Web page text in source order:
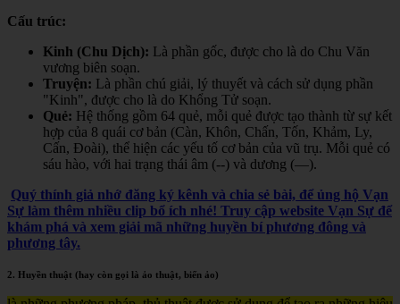
Cấu trúc:
Kinh (Chu Dịch): Là phần gốc, được cho là do Chu Văn
vương biên soạn.
Truyện: Là phần chú giải, lý thuyết và cách sử dụng phần
"Kinh", được cho là do Khổng Tử soạn.
Quẻ: Hệ thống gồm 64 quẻ, mỗi quẻ được tạo thành từ sự kết
hợp của 8 quái cơ bản (Càn, Khôn, Chấn, Tốn, Khảm, Ly,
Cấn, Đoài), thể hiện các yếu tố cơ bản của vũ trụ. Mỗi quẻ có
sáu hào, với hai trạng thái âm (--) và dương (—).
Quý thính giả nhớ đăng ký kênh và chia sẻ bài, để ủng hộ Vạn
Sự làm thêm nhiều clip bổ ích nhé! Truy cập website Vạn Sự để
khám phá và xem giải mã những huyền bí phương đông và
phương tây.
2. Huyền thuật (hay còn gọi là ảo thuật, biến ảo)